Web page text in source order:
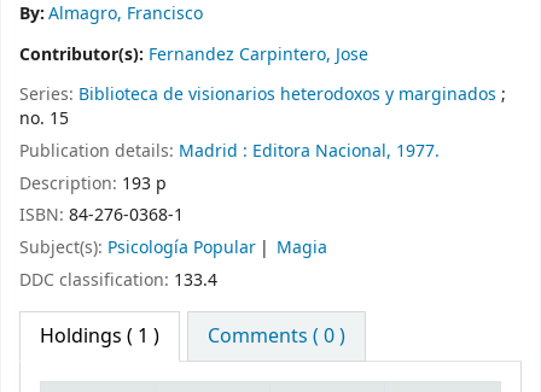
By:Almagro, Francisco
Contributor(s): Fernandez Carpintero, Jose
Series: Biblioteca de visionarios heterodoxos y marginados ;
no. 15
Publication details: Madrid : Editora Nacional, 1977.
Description: 193 p
ISBN: 84-276-0368-1
Subject(s): Psicología Popular
Magia
DDC classification: 133.4
Holdings ( 1 ) Comments ( 0 )